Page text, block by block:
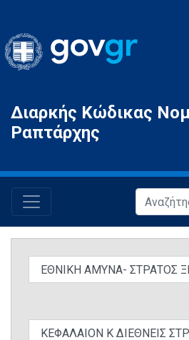
Gov.gr
Διαρκής Κώδικας
Ραπτάρχης